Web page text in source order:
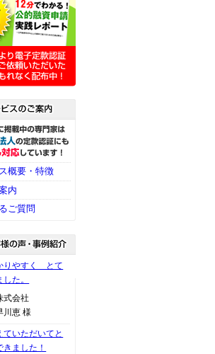
概要・特徴
内
ご質問
りやすく とて
た。
式会社
恵 様
ていただいてと
ました！